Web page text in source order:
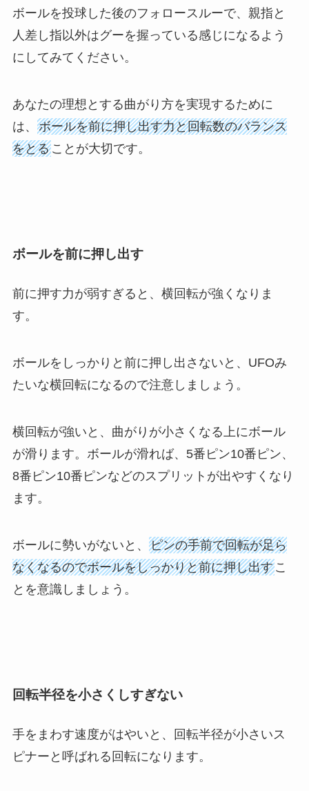
ボールを投球した後のフォロースルーで、親指と
人差し指以外はグーを握っている感じになるよう
にしてみてください。
あなたの理想とする曲がり方を実現するために
は、 ボールを前に押し出す力と回転数のバランス
をとることが大切です。
ボールを前に押し出す
前に押す力が弱すぎると、横回転が強くなりま
す。
ボールをしっかりと前に押し出さないと、UFOみ
たいな横回転になるので注意しましょう。
横回転が強いと、曲がりが小さくなる上にボール
が滑ります。ボールが滑れば、5番ピン10番ピン、
8番ピン10番ピンなどのスプリットが出やすくなり
ます。
ボールに勢いがないと、 ピンの手前で回転が足ら
なくなるのでボールをしっかりと前に押し出すこ
とを意識しましょう。
回転半径を小さくしすぎない
手をまわす速度がはやいと、回転半径が小さいス
ピナーと呼ばれる回転になります。